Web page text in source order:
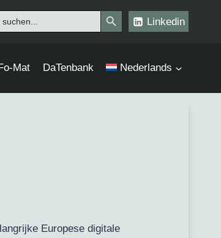
Zoekknop
Linkedin
Mat DaTenbank Nederlands
Europese digitale